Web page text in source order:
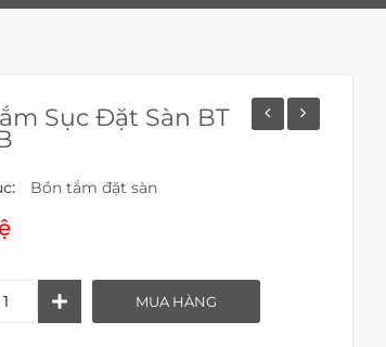
Sục Đặt Sàn BT
Bồn tắm đặt sàn
MUA HÀNG